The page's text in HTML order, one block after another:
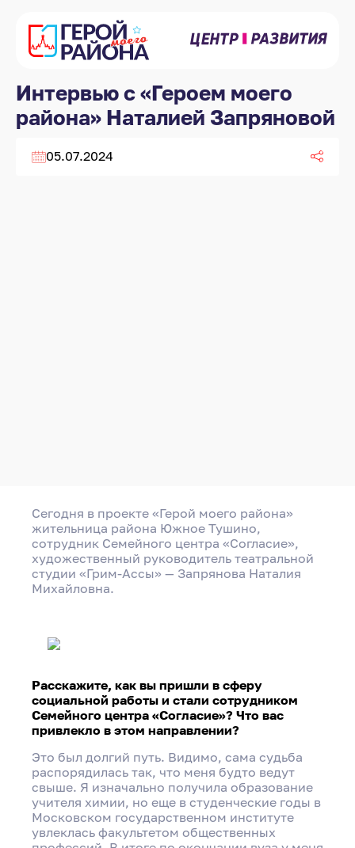
Интервью с «Героем моего
района» Наталией Запряновой
05.07.2024
Сегодня в проекте «Герой моего района»
жительница района Южное Тушино,
сотрудник Семейного центра «Согласие»,
художественный руководитель театральной
студии «Грим-Ассы» — Запрянова Наталия
Михайловна.
Расскажите, как вы пришли в сферу
социальной работы и стали сотрудником
Семейного центра «Согласие»? Что вас
привлекло в этом направлении?
Это был долгий путь. Видимо, сама судьба
распорядилась так, что меня будто ведут
свыше. Я изначально получила образование
учителя химии, но еще в студенческие годы в
Московском государственном институте
увлеклась факультетом общественных